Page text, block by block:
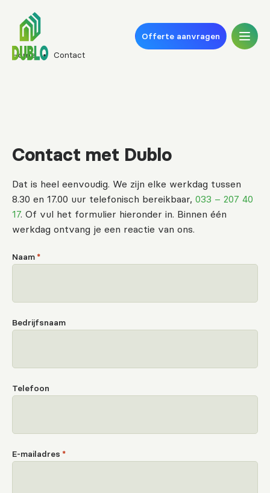
Offerte aanvragen
Home
• Contact
Contact met Dublo
Dat is heel eenvoudig. We zijn elke werkdag tussen
8.30 en 17.00 uur telefonisch bereikbaar, 033 – 207 40
17. Of vul het formulier hieronder in. Binnen één
werkdag ontvang je een reactie van ons.
Naam *
Bedrijfsnaam
Telefoon
E-mailadres *